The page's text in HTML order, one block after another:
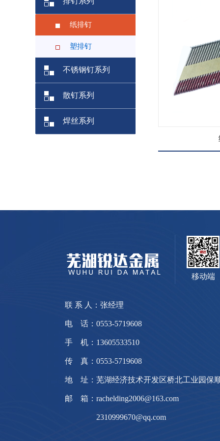
纸排钉
塑排钉
不锈钢钉系列
散钉系列
焊丝系列
移动端
联 系 人：张经理
电 话：0553-5719608
手 机：13605533510
传 真：0553-5719608
地 址：芜湖经济技术开发区桥北工业园保
邮 箱：rachelding2006@163.com
2310999670@qq.com